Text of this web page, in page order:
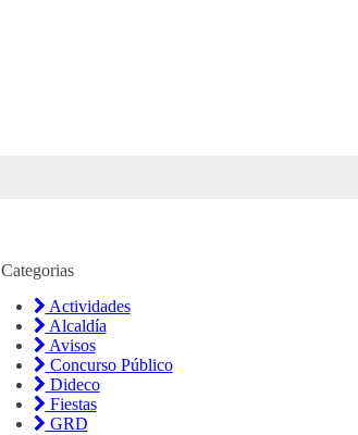
Categorias
Actividades
Alcaldía
Avisos
Concurso Público
Dideco
Fiestas
GRD